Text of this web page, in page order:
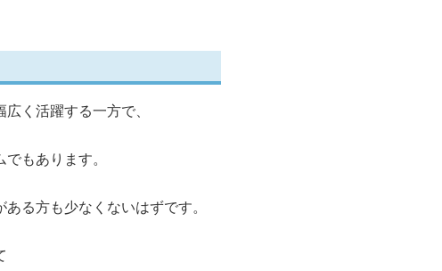
く活躍する一方で、
もあります。
る方も少なくないはずです。